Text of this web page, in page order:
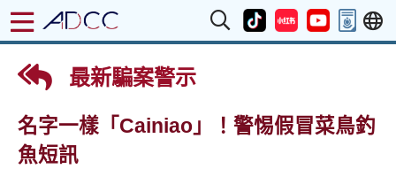
最新騙案警示
名字一樣「Cainiao」！警惕假冒菜鳥釣
魚短訊